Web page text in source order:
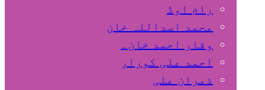
رام اوڈ
محمد اسداللہ خان
وقار احمد خان۔
احمد علی کورار
ذمران علی